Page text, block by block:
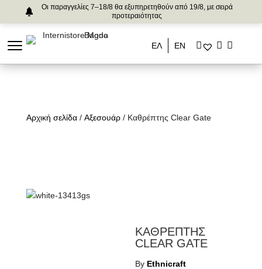
Οι παραγγελίες 7–18/8 θα εξυπηρετηθούν από 19/8, με σειρά
προτεραιότητας
ΕΛ ΕΝ
Αρχική σελίδα/ Αξεσουάρ/ Καθρέπτης Clear Gate
ΚΑΘΡΕΠΤΗΣ
CLEAR GATE
By Ethnicraft